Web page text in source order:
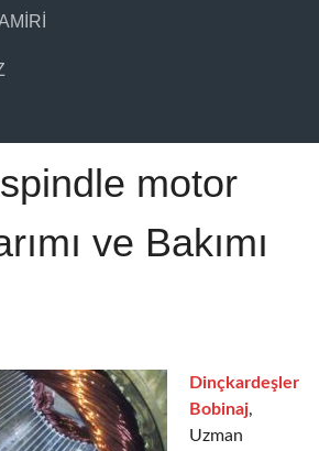
motor
ve Bakımı
Dinçkardeşler
Bobinaj,
Uzman